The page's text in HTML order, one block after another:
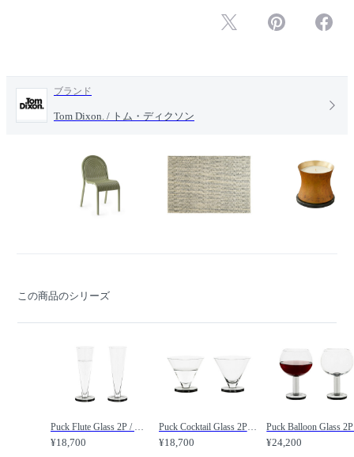
ブランド
Tom Dixon. / トム・ディクソン
この商品のシリーズ
¥18,700
Puck Cocktail Glass 2P / パック カクテルグラス 2個セット /
¥18,700 ¥24,200